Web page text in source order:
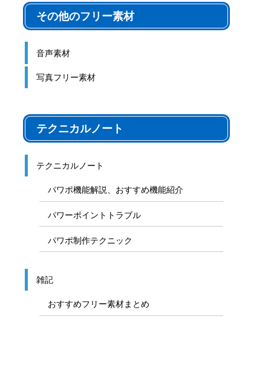
その他のフリー素材
音声素材
写真フリー素材
テクニカルノート
テクニカルノート
パワポ機能解説、おすすめ機能紹介
パワーポイントトラブル
パワポ制作テクニック
雑記
おすすめフリー素材まとめ